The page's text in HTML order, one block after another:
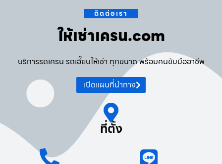
ติดต่อเรา
ให้เช่าเครน.com
บริการรถเครน รถเฮี๊ยบให้เช่า ทุกขนาด พร้อมคนขับมืออาชีพ
เปิดแผนที่นำทาง
ที่ตั้ง